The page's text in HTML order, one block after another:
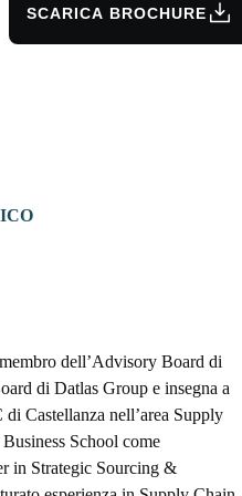
SCARICA BROCHURE
dell’Advisory Board di
di Datlas Group e insegna a
Castellanza nell’area Supply
School come
in Strategic Sourcing &